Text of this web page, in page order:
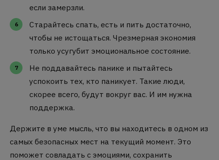
если замерзли.
Старайтесь спать, есть и пить достаточно,
чтобы не истощаться. Чрезмерная экономия
только усугубит эмоциональное состояние.
Не поддавайтесь панике и пытайтесь
успокоить тех, кто паникует. Такие люди,
скорее всего, будут вокруг вас. И им нужна
поддержка.
Держите в уме мысль, что вы находитесь в одном из
самых безопасных мест на текущий момент. Это
поможет совладать с эмоциями, сохранить